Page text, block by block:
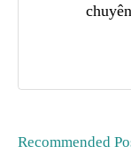
Recommended